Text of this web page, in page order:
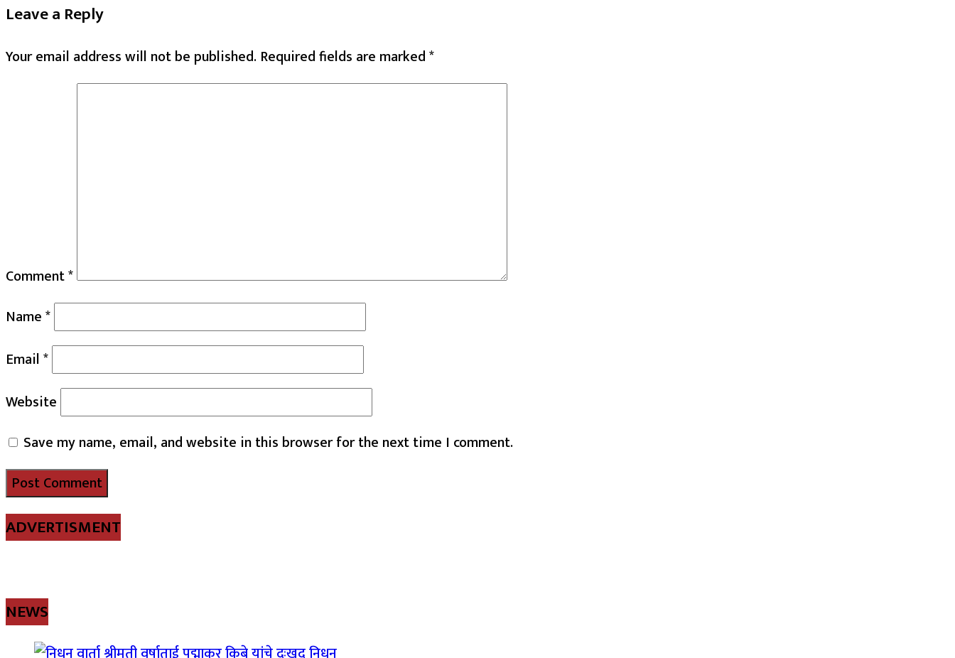
Leave a Reply
Your email address will not be published. Required fields are marked*
Comment*
Name*
Email*
Website
Save my name, email, and website in this browser for the next time I comment.
ADVERTISMENT
NEWS